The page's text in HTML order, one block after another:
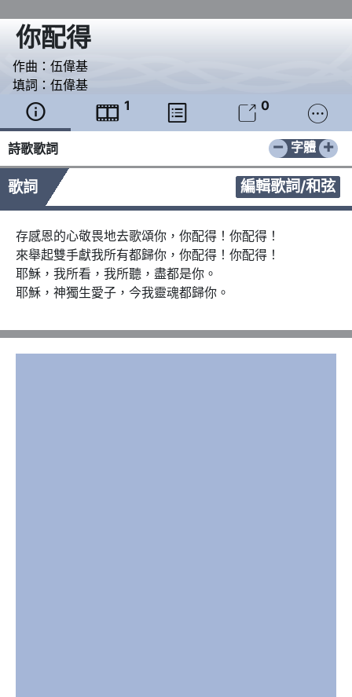
你配得
作曲： 伍偉基
填詞： 伍偉基
  1   0 
詩歌歌詞 − +
字體
歌詞 編輯歌詞/和弦
存感恩的心敬畏地去歌頌你，你配得！你配得！
來舉起雙手獻我所有都歸你，你配得！你配得！
耶穌，我所看，我所聽，盡都是你。
耶穌，神獨生愛子，今我靈魂都歸你。